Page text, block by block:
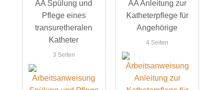
AA Spülung und
Pflege eines
transuretheralen
Katheter
3 Seiten
AA Anleitung zur
Katheterpflege für
Angehörige
4 Seiten